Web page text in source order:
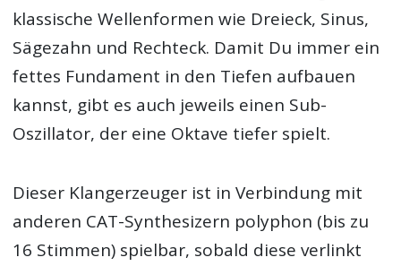
klassische Wellenformen wie Dreieck, Sinus,
Sägezahn und Rechteck. Damit Du immer ein
fettes Fundament in den Tiefen aufbauen
kannst, gibt es auch jeweils einen Sub-
Oszillator, der eine Oktave tiefer spielt.
Dieser Klangerzeuger ist in Verbindung mit
anderen CAT-Synthesizern polyphon (bis zu
16 Stimmen) spielbar, sobald diese verlinkt